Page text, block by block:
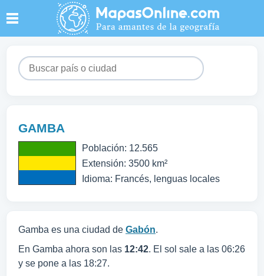
GAMBA
Población: 12.565
Extensión: 3500 km²
Idioma: Francés, lenguas locales
Gamba es una ciudad de Gabón.
En Gamba ahora son las 12:42. El sol sale a las 06:26
y se pone a las 18:27.